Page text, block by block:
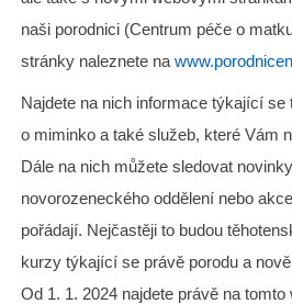
naši porodnici (Centrum péče o
stránky naleznete na
Najdete na nich informace týkající se
o miminko a také služeb, které Vám
Dále na nich můžete sledovat
novorozeneckého oddělení nebo
pořádají. Nejčastěji to budou
kurzy týkající se právě porodu a
Od 1. 1. 2024 najdete právě na